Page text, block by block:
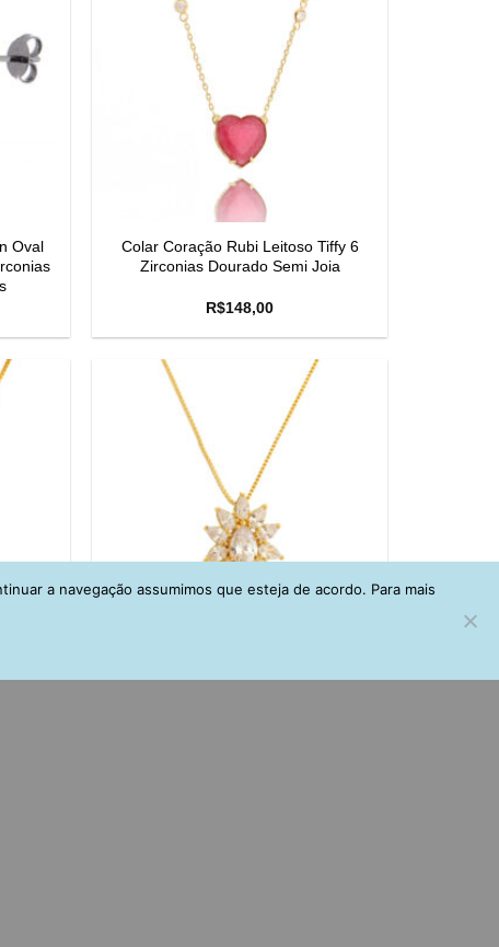
Oval
Colar Coração Rubi Leitoso Tiffy 6
Zirconias Dourado Semi Joia
R$148,00
Colar Dourado Com Zirconias Brancas
a navegação assumimos que esteja de acordo. Para mais